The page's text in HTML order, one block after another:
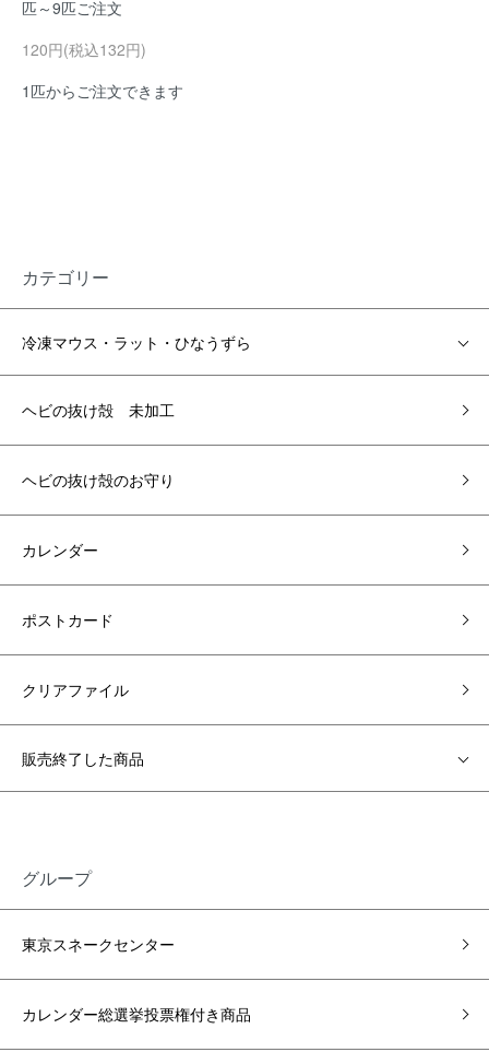
匹～9匹ご注文
120円(税込132円)
1匹からご注文できます
カテゴリー
冷凍マウス・ラット・ひなうずら
ヘビの抜け殻 未加工
ヘビの抜け殻のお守り
カレンダー
ポストカード
クリアファイル
販売終了した商品
グループ
東京スネークセンター
カレンダー総選挙投票権付き商品